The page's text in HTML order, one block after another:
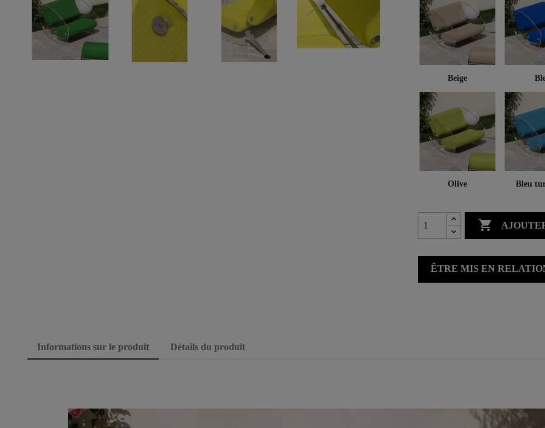
Beige
Olive Bleu

ÊTRE MIS EN
Informations sur le produit Détails du produit